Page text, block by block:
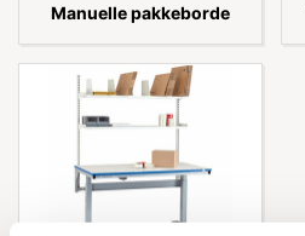
Manuelle pakkeborde